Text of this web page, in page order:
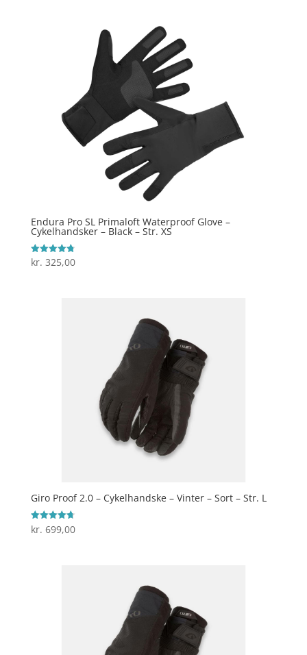
Endura Pro SL Primaloft Waterproof Glove –
Cykelhandsker – Black – Str. XS
Vurderet
4.8
kr. 325,00
Giro Proof 2.0 – Cykelhandske – Vinter – Sort – Str. L
Vurderet
4.7
kr. 699,00